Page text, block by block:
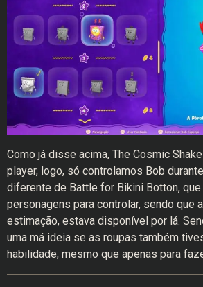
Como já disse acima, The Cosmic
player, logo, só controlamos Bob
diferente de Battle for Bikini Botton,
personagens para controlar, sendo que
estimação, estava disponível por lá.
uma má ideia se as roupas também
habilidade, mesmo que apenas para